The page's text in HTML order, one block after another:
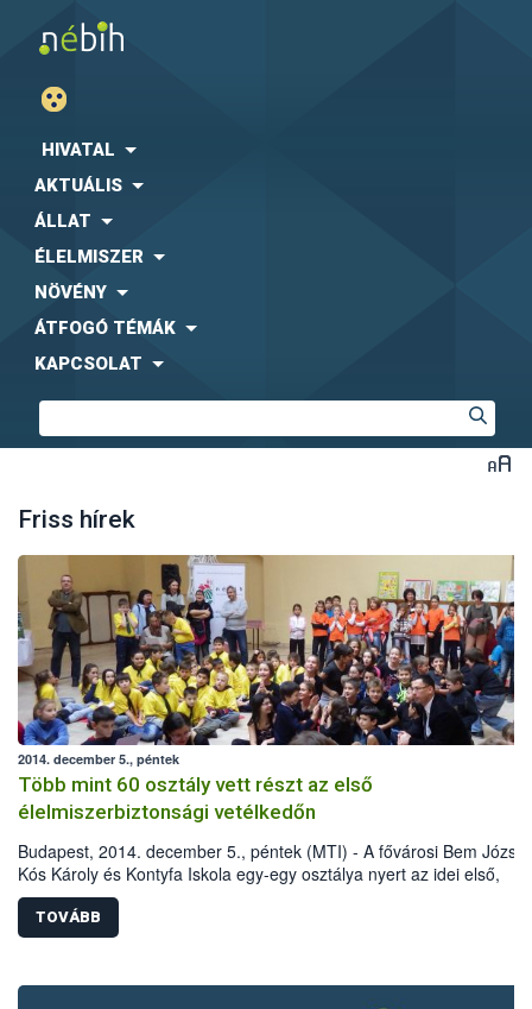
HIVATAL
AKTUÁLIS
ÁLLAT
ÉLELMISZER
NÖVÉNY
ÁTFOGÓ TÉMÁK
KAPCSOLAT
Friss hírek
2014. december 5., péntek
Több mint 60 osztály vett részt az első
élelmiszerbiztonsági vetélkedőn
Budapest, 2014. december 5., péntek (MTI) - A fővárosi Bem
Kós Károly és Kontyfa Iskola egy-egy osztálya nyert az idei első,
iskolásoknak szervezett élelmiszerbiztonsági versenyen, amelyen 37
település 64 osztálya indult.
TOVÁBB